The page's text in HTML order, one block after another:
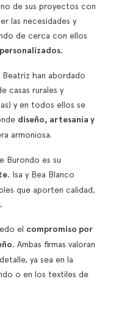
de sus proyectos con
las necesidades y
de cerca con ellos
han abordado
casas rurales y
y en todos ellos se
diseño, artesanía y
armoniosa.
Burondo es su
Isa y Bea Blanco
que aporten calidad,
el compromiso por
Ambas firmas valoran
ya sea en la
o en los textiles de